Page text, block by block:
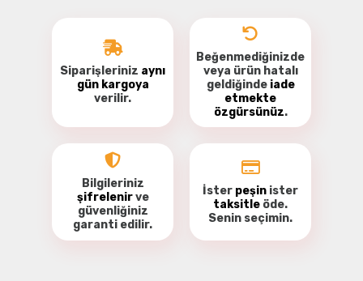
Yorum Yaz
Siparişleriniz aynı
gün kargoya
verilir.
Beğenmediğinizde
veya ürün hatalı
geldiğinde iade
etmekte
özgürsünüz.
Bilgileriniz
şifrelenirve
güvenliğiniz
garanti edilir.
İster peşin ister
taksitle öde.
Senin seçimin.